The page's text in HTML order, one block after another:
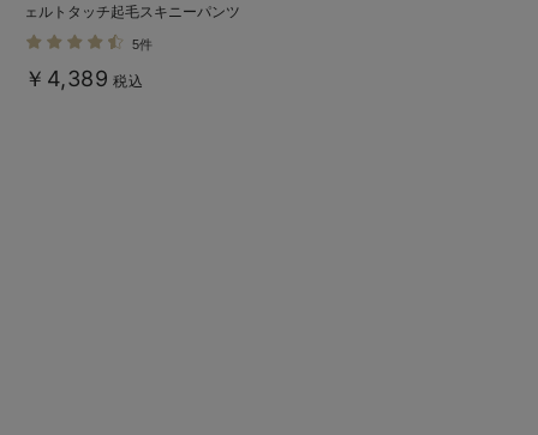
ェルトタッチ起毛スキニーパンツ
【出産後も長く使える】
5件
￥4,389 税込